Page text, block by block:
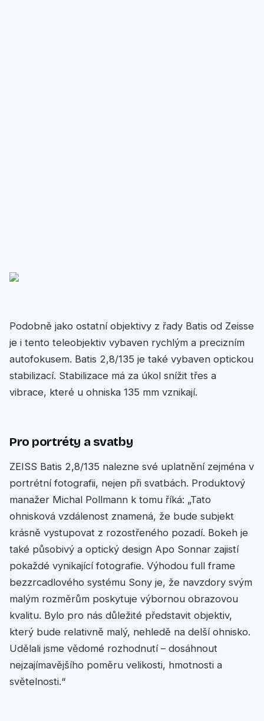
Podobně jako ostatní objektivy z řady Batis od Zeisse
je i tento teleobjektiv vybaven rychlým a precizním
autofokusem. Batis 2,8/135 je také vybaven optickou
stabilizací. Stabilizace má za úkol snížit třes a
vibrace, které u ohniska 135 mm vznikají.
Pro portréty a svatby
ZEISS Batis 2,8/135 nalezne své uplatnění zejména v
portrétní fotografii, nejen při svatbách. Produktový
manažer Michal Pollmann k tomu říká: „Tato
ohnisková vzdálenost znamená, že bude subjekt
krásně vystupovat z rozostřeného pozadí. Bokeh je
také působivý a optický design Apo Sonnar zajistí
pokaždé vynikající fotografie. Výhodou full frame
bezzrcadlového systému Sony je, že navzdory svým
malým rozměrům poskytuje výbornou obrazovou
kvalitu. Bylo pro nás důležité představit objektiv,
který bude relativně malý, nehledě na delší ohnisko.
Udělali jsme vědomé rozhodnutí – dosáhnout
nejzajímavějšího poměru velikosti, hmotnosti a
světelnosti.“